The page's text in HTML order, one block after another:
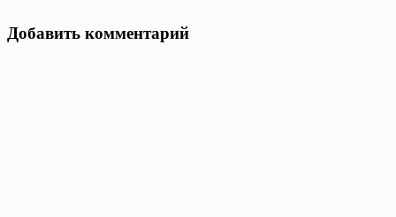
Добавить комментарий